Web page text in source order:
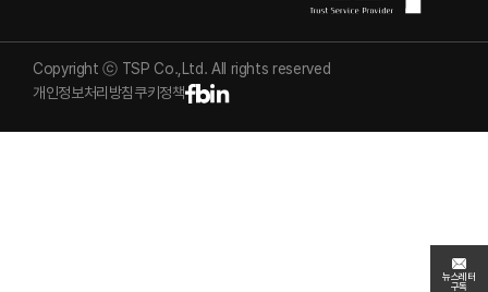
Copyright ⓒ TSP Co.,Ltd. All rights reserved
개인정보처리방침쿠키정책
뉴스레터
구독